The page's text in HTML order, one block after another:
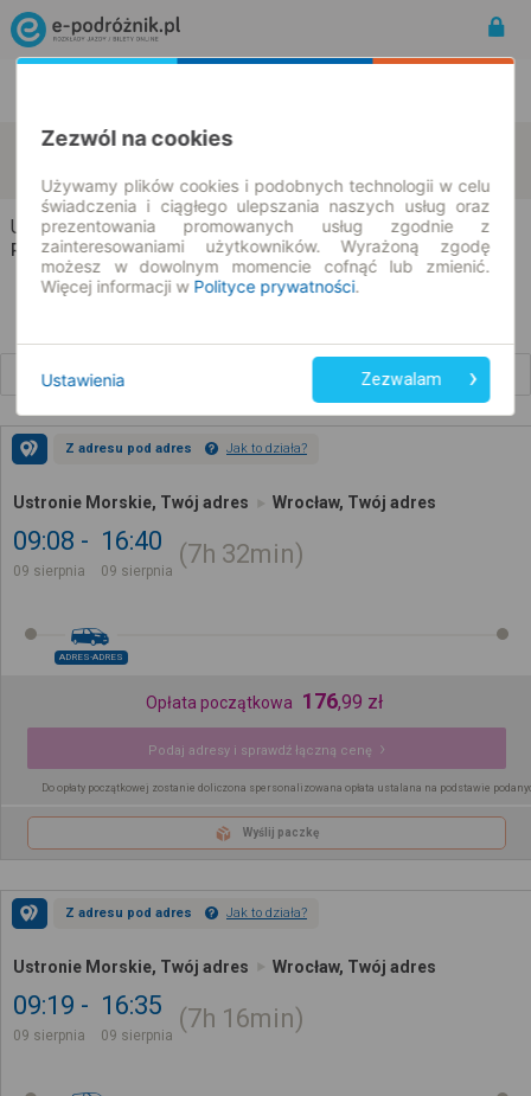
Ustronie Morskie Wrocław
Ustronie Morskie → Wrocław
Rozkład jazdy i bilety
Z adresu pod adres Jak to działa?
Ustronie Morskie, Twój adres Wrocław, Twój adres
09:08
09 sierpnia
16:40
09 sierpnia
7h 32min
ADRES-ADRES
Opłata początkowa 176,99 zł
Podaj adresy i sprawdź łączną cenę
Do opłaty początkowej zostanie doliczona spersonalizowana opłata ustalana na podstawie
Wyślij paczkę
Z adresu pod adres Jak to działa?
Ustronie Morskie, Twój adres Wrocław, Twój adres
09:19
09 sierpnia
16:35
09 sierpnia
7h 16min
Zezwól na cookies
Używamy plików cookies i podobnych technologii w celu
świadczenia i ciągłego ulepszania naszych usług oraz
prezentowania promowanych usług zgodnie z
zainteresowaniami użytkowników. Wyrażoną zgodę
możesz w dowolnym momencie cofnąć lub zmienić.
Więcej informacji w Polityce prywatności.
Ustawienia Zezwalam